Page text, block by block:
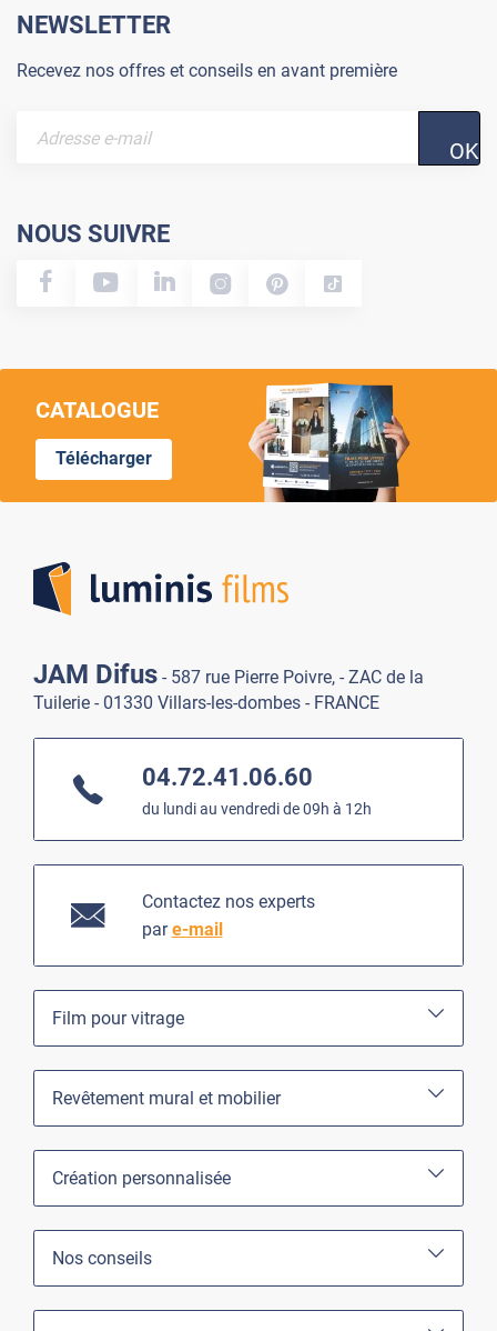
NEWSLETTER
Recevez nos offres et conseils en avant première
OK
NOUS SUIVRE
CATALOGUE
Télécharger
JAM Difus - 587 rue Pierre Poivre, - ZAC de la
Tuilerie - 01330 Villars-les-dombes - FRANCE
04.72.41.06.60
du lundi au vendredi de 09h à 12h
Contactez nos experts
pare-mail
Film pour vitrage
Revêtement mural et mobilier
Création personnalisée
Nos conseils